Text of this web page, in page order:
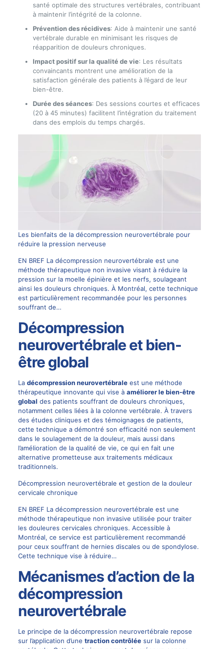
santé optimale des structures vertébrales, contribuant
à maintenir l’intégrité de la colonne.
Prévention des récidives: Aide à maintenir une santé
vertébrale durable en minimisant les risques de
réapparition de douleurs chroniques.
Impact positif sur la qualité de vie: Les résultats
convaincants montrent une amélioration de la
satisfaction générale des patients à l’égard de leur
bien-être.
Durée des séances: Des sessions courtes et efficaces
(20 à 45 minutes) facilitent l’intégration du traitement
dans des emplois du temps chargés.
Les bienfaits de la décompression neurovertébrale pour
réduire la pression nerveuse
EN BREF La décompression neurovertébrale est une
méthode thérapeutique non invasive visant à réduire la
pression sur la moelle épinière et les nerfs, soulageant
ainsi les douleurs chroniques. À Montréal, cette technique
est particulièrement recommandée pour les personnes
souffrant de…
Décompression
neurovertébrale et bien-
être global
La décompression neurovertébraleest une méthode
thérapeutique innovante qui vise à améliorer le bien-être
global des patients souffrant de douleurs chroniques,
notamment celles liées à la colonne vertébrale. À travers
des études cliniques et des témoignages de patients,
cette technique a démontré son efficacité non seulement
dans le soulagement de la douleur, mais aussi dans
l’amélioration de la qualité de vie, ce qui en fait une
alternative prometteuse aux traitements médicaux
traditionnels.
Décompression neurovertébrale et gestion de la douleur
cervicale chronique
EN BREF La décompression neurovertébrale est une
méthode thérapeutique non invasive utilisée pour traiter
les douleures cervicales chroniques. Accessible à
Montréal, ce service est particulièrement recommandé
pour ceux souffrant de hernies discales ou de spondylose.
Cette technique vise à réduire…
Mécanismes d’action de la
décompression
neurovertébrale
Le principe de la décompression neurovertébrale repose
sur l’application d’une traction contrôléesur la colonne